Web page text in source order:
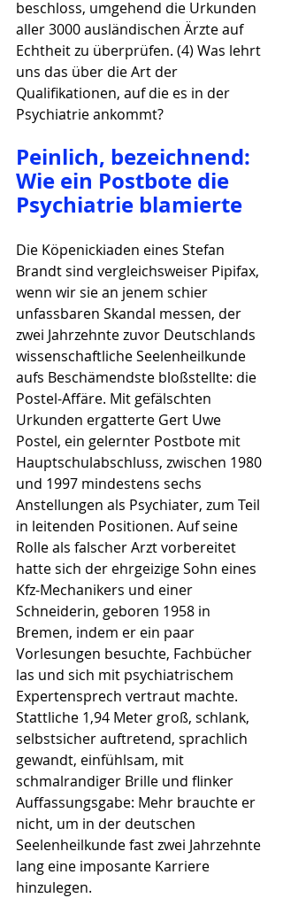
beschloss, umgehend die Urkunden
aller 3000 ausländischen Ärzte auf
Echtheit zu überprüfen. (4) Was lehrt
uns das über die Art der
Qualifikationen, auf die es in der
Psychiatrie ankommt?
Peinlich, bezeichnend:
Wie ein Postbote die
Psychiatrie blamierte
Die Köpenickiaden eines Stefan
Brandt sind vergleichsweiser Pipifax,
wenn wir sie an jenem schier
unfassbaren Skandal messen, der
zwei Jahrzehnte zuvor Deutschlands
wissenschaftliche Seelenheilkunde
aufs Beschämendste bloßstellte: die
Postel-Affäre. Mit gefälschten
Urkunden ergatterte Gert Uwe
Postel, ein gelernter Postbote mit
Hauptschulabschluss, zwischen 1980
und 1997 mindestens sechs
Anstellungen als Psychiater, zum Teil
in leitenden Positionen. Auf seine
Rolle als falscher Arzt vorbereitet
hatte sich der ehrgeizige Sohn eines
Kfz-Mechanikers und einer
Schneiderin, geboren 1958 in
Bremen, indem er ein paar
Vorlesungen besuchte, Fachbücher
las und sich mit psychiatrischem
Expertensprech vertraut machte.
Stattliche 1,94 Meter groß, schlank,
selbstsicher auftretend, sprachlich
gewandt, einfühlsam, mit
schmalrandiger Brille und flinker
Auffassungsgabe: Mehr brauchte er
nicht, um in der deutschen
Seelenheilkunde fast zwei Jahrzehnte
lang eine imposante Karriere
hinzulegen.